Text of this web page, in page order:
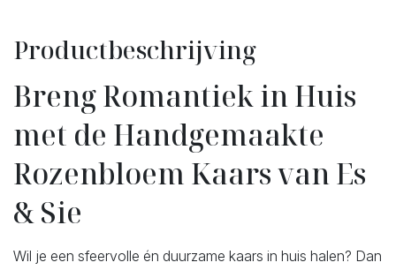
Productbeschrijving
Breng Romantiek in Huis
met de Handgemaakte
Rozenbloem Kaars van Es
& Sie
Wil je een sfeervolle én duurzame kaars in huis halen? Dan